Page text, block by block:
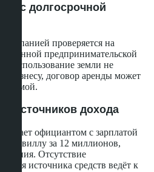
с долгосрочной
компанией проверяется на
предпринимательской
использование земли не
бизнесу, договор аренды может
схемой.
источников дохода
официантом с зарплатой
виллу за 12 миллионов,
Отсутствие
источника средств ведёт к